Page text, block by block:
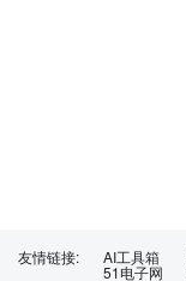
友情链接: AI工具箱
51电子网